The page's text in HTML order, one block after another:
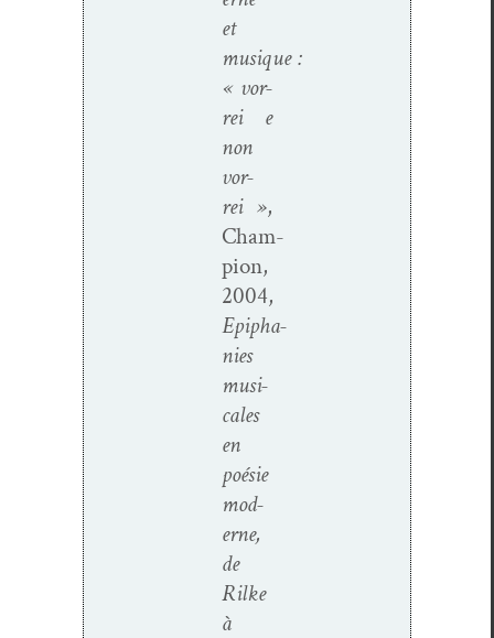
et
musique :
« vor­
rei e
non
vor­
rei »,
Cham­
pi­on,
2004,
Epipha­
nies
musi­
cales
en
poésie
mod­
erne,
de
Rilke
à